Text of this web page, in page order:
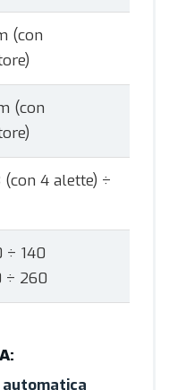
(con
(con
4 alette) ÷
140
÷ 260
automatica